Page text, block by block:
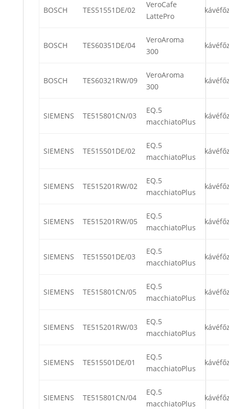
BOSCH TES51551DE/02
VeroCafe
LattePro
BOSCH TES60351DE/04
VeroAroma
300
BOSCH TES60321RW/09
VeroAroma
300
SIEMENS TE515801CN/03
EQ.5
macchiatoPlus
SIEMENS TE515501DE/02
EQ.5
macchiatoPlus
SIEMENS TE515201RW/02
EQ.5
macchiatoPlus
SIEMENS TE515201RW/05
EQ.5
macchiatoPlus
SIEMENS TE515501DE/03
EQ.5
macchiatoPlus
SIEMENS TE515801CN/05
EQ.5
macchiatoPlus
SIEMENS TE515201RW/03
EQ.5
macchiatoPlus
SIEMENS TE515501DE/01
EQ.5
macchiatoPlus
SIEMENS TE515801CN/04
EQ.5
macchiatoPlus